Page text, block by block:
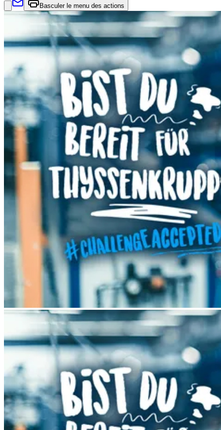
Basculer le menu des actions